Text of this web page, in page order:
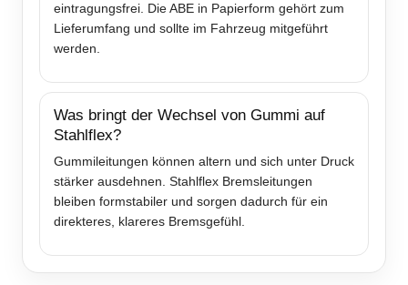
eintragungsfrei. Die ABE in Papierform gehört zum
Lieferumfang und sollte im Fahrzeug mitgeführt
werden.
Was bringt der Wechsel von Gummi auf
Stahlflex?
Gummileitungen können altern und sich unter Druck
stärker ausdehnen. Stahlflex Bremsleitungen
bleiben formstabiler und sorgen dadurch für ein
direkteres, klareres Bremsgefühl.